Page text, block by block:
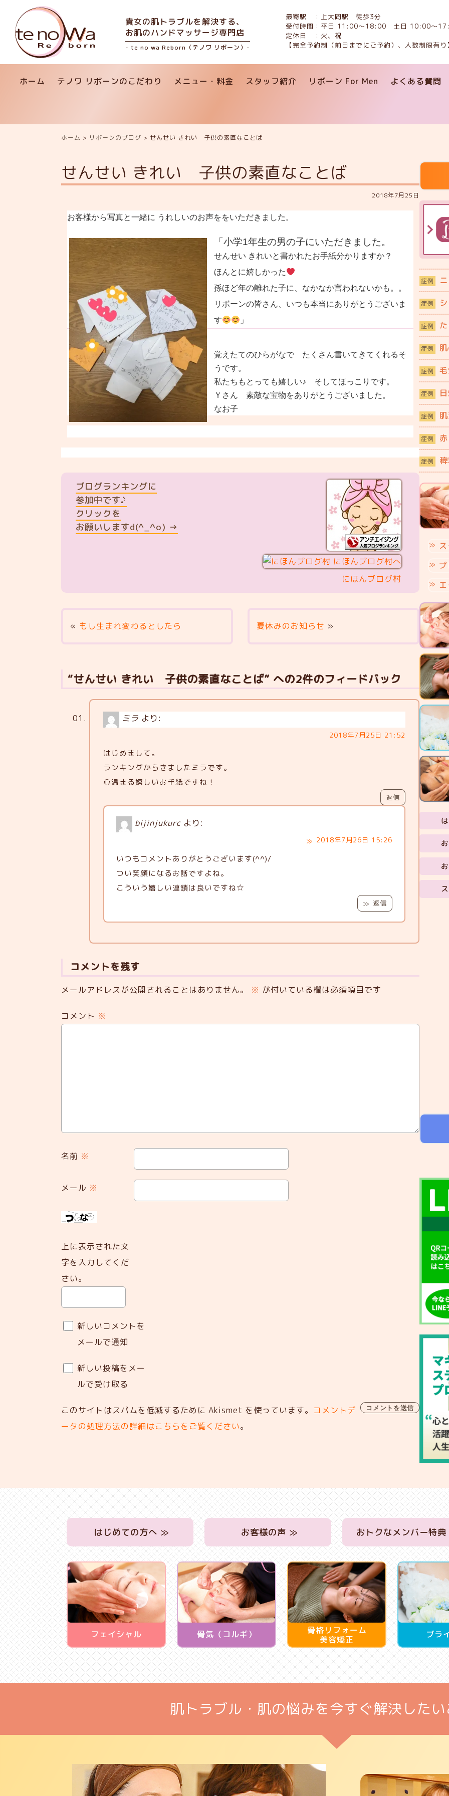
貴女の肌トラブルを解決する、
お肌のハンドマッサージ専門店
- te no wa Reborn（テノワ リボーン）-
最寄駅 ：上大岡駅 徒歩3分
受付時間：平日 11:00〜18:00 土日 10:00〜
定休日 ：火、祝
【完全予約制（前日までにご予約）、人数制限有り
ホーム テノワ リボーンのこだわり メニュー・料金 スタッフ紹介 リボーン For Men よくある質問
ホーム > リボーンのブログ > せんせい きれい 子供の素直なことば
せんせい きれい 子供の素直なことば
2018年7月25日
お客様から写真と一緒に うれしいのお声ををいただきました。
「小学1年生の男の子にいただきました。
せんせい きれいと書かれたお手紙分かりますか？
ほんとに嬉しかった
孫ほど年の離れた子に、なかなか言われないかも。。
リボーンの皆さん、いつも本当にありがとうございま
す
」
覚えたてのひらがなで たくさん書いてきてくれるそ
うです。
私たちもとっても嬉しい♪ そしてほっこりです。
Ｙさん 素敵な宝物をありがとうございました。
なお子
ブログランキングに
参加中です♪
クリックを
お願いしますd(^_^o) →
にほんブログ村
« もし生まれ変わるとしたら 夏休みのお知らせ »
“せんせい きれい 子供の素直なことば” への2件のフィードバック
ミラ より:
2018年7月25日 21:52
はじめまして。
ランキングからきましたミラです。
心温まる嬉しいお手紙ですね！
返信
bijinjukurc より:
2018年7月26日 15:26
いつもコメントありがとうございます(^^)/
つい笑顔になるお話ですよね。
こういう嬉しい連鎖は良いですね☆
返信
コメントを残す
メールアドレスが公開されることはありません。 ※ が付いている欄は必須項目です
コメント ※
名前 ※
メール ※
上に表示された文
字を入力してくだ
さい。
新しいコメントを
メールで通知
新しい投稿をメー
ルで受け取る
このサイトはスパムを低減するために Akismet を使っています。 コメントデ
ータの処理方法の詳細はこちらをご覧ください。
症例
症例
症例
症例
症例
症例
症例
症例
症例
はじめての方へ ≫ お客様の声 ≫ おトクなメンバー特
フェイシャル 骨気（コルギ）
骨格リフォーム
美容矯正
ブラ
肌トラブル・肌の悩みを今すぐ解決した